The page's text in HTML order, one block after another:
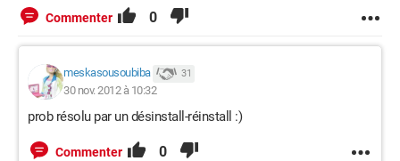
Commenter 0
meskasousoubiba 31
30 nov. 2012 à 10:32
prob résolu par un désinstall-réinstall :)
Commenter 0